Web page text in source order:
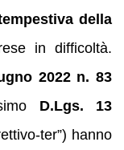
della
in difficoltà.
2022 n. 83
D.Lgs. 13
ter”) hanno